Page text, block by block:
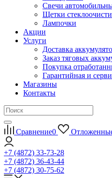
Свечи
Щетки
Лампочки
Акции
Услуги
Доставка
Заказ тяговых
Покупка
Гарантийная и
Магазины
Контакты
Сравнение0
+7 (4872) 33-73-28
+7 (4872) 36-43-44
+7 (4872) 30-75-62